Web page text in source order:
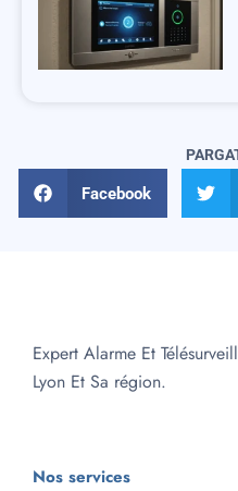
Facebook
Expert Alarme Et
Lyon Et Sa région.
Nos services